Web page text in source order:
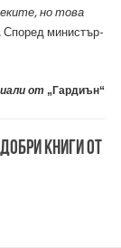
но това
Според министър-
от „Гардиън“
книги от